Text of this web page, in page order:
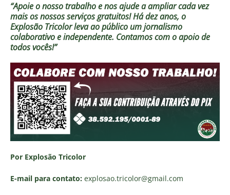
“Apoie o nosso trabalho e nos ajude a ampliar cada vez
mais os nossos serviços gratuitos!Há dez anos, o
Explosão Tricolor leva ao público um jornalismo
colaborativo e independente. Contamos com o apoio de
todos vocês!”
Por Explosão Tricolor
E-mail para contato: explosao.tricolor@gmail.com